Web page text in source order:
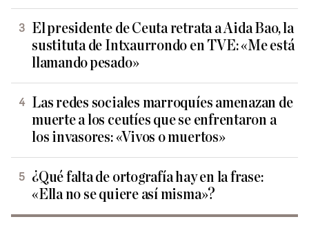
El presidente de Ceuta retrata a Aida Bao, la
sustituta de Intxaurrondo en TVE: «Me está
llamando pesado»
Las redes sociales marroquíes amenazan de
muerte a los ceutíes que se enfrentaron a
los invasores: «Vivos o muertos»
¿Qué falta de ortografía hay en la frase:
«Ella no se quiere así misma»?